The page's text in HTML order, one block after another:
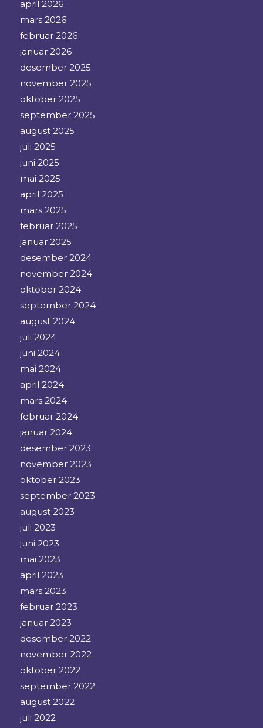
april 2026
mars 2026
februar 2026
januar 2026
desember 2025
november 2025
oktober 2025
september 2025
august 2025
juli 2025
juni 2025
mai 2025
april 2025
mars 2025
februar 2025
januar 2025
desember 2024
november 2024
oktober 2024
september 2024
august 2024
juli 2024
juni 2024
mai 2024
april 2024
mars 2024
februar 2024
januar 2024
desember 2023
november 2023
oktober 2023
september 2023
august 2023
juli 2023
juni 2023
mai 2023
april 2023
mars 2023
februar 2023
januar 2023
desember 2022
november 2022
oktober 2022
september 2022
august 2022
juli 2022